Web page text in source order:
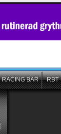
RACING BAR RBT